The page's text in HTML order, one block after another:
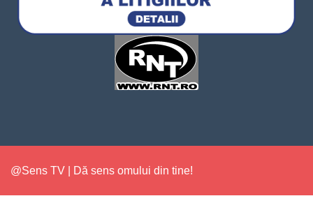
@Sens TV | Dă sens omului din tine!